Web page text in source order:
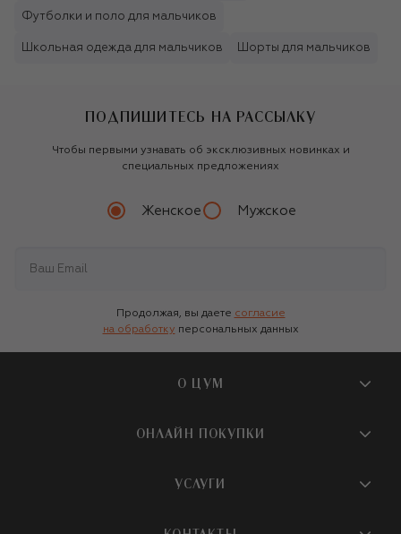
Футболки и поло для мальчиков
Школьная одежда для мальчиков Шорты для мальчиков
ПОДПИШИТЕСЬ НА РАССЫЛКУ
Чтобы первыми узнавать об эксклюзивных новинках и
специальных предложениях
Женское Мужское
Продолжая, вы даете согласие
на обработку персональных данных
О ЦУМ
О магазине
Бутики и ПВЗ ЦУМ
ОНЛАЙН ПОКУПКИ
УСЛУГИ